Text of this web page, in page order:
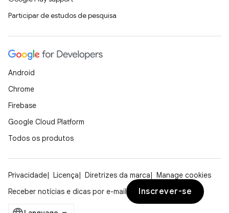
Participar de estudos de pesquisa
Android
Chrome
Firebase
Google Cloud Platform
Todos os produtos
Privacidade Licença Diretrizes da marca
Manage cookies
Receber notícias e dicas por e-mail
Inscrever-se